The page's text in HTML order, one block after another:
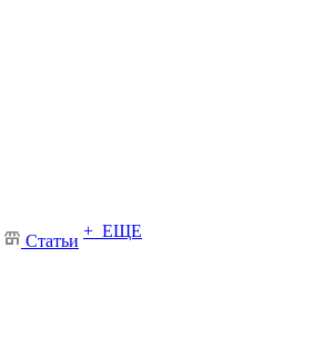
Статьи
+ ЕЩЕ